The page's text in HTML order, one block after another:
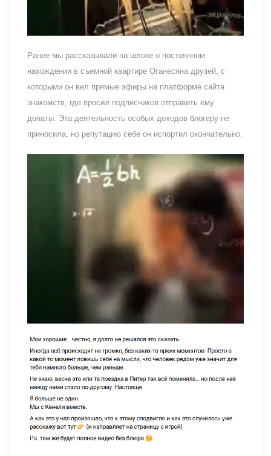
Ранее мы рассказывали на шлоке о постоянном
нахождении в съемной квартире Оганесяна друзей, с
которыми он вел прямые эфиры на платформе сайта
знакомств, где просил подписчиков отправить ему
донаты. Эта деятельность особых доходов блогеру не
приносила, но репутацию себе он испортил окончательно.